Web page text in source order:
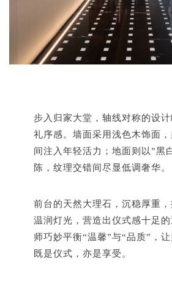
步入归家大堂，轴线对称的设
礼序感。墙面采用浅色木饰面
间注入年轻活力；地面则以”黑
陈，纹理交错间尽显低调奢华。
前台的天然大理石，沉稳厚重
温润灯光，营造出仪式感十足
师巧妙平衡“温馨”与“品质”，让
既是仪式，亦是享受。